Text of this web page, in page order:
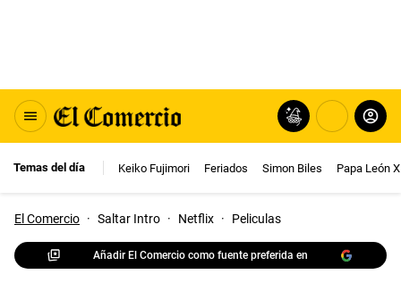
Temas del día Keiko Fujimori Feriados Simon Biles Papa León
El Comercio · Saltar Intro · Netflix · Peliculas
Añadir El Comercio como fuente preferida en